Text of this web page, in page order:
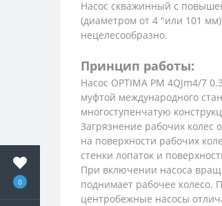
0
Насос скважинный с
(диаметром от 4 ″или 101
нецелесообразно.
Принцип работы:
Насос OPTIMA PM 4QJm4/7
муфтой международного
многоступенчатую
Загрязнение рабочих колес
на поверхности рабочих
стенки лопаток и
При включении насоса
поднимает рабочее колесо.
центробежные насосы